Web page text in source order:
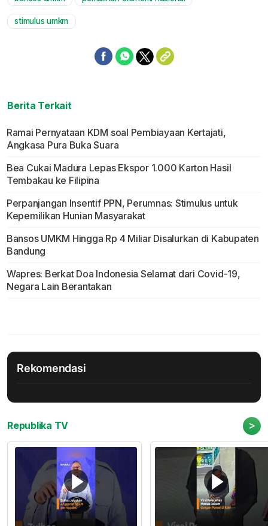
stimulus umkm
Berita Terkait
Ramai Pernyataan KDM soal Pembiayaan Kertajati,
Angkasa Pura Buka Suara
Bea Cukai Madura Lepas Ekspor 1.000 Karton Hasil
Tembakau ke Filipina
Perpanjangan Insentif PPN, Perumnas: Stimulus untuk
Kepemilikan Hunian Masyarakat
Bansos UMKM Hingga Rp 4 Miliar Disalurkan di Kabupaten
Bandung
Wapres: Berkat Doa Indonesia Selamat dari Covid-19,
Negara Lain Berantakan
Rekomendasi
Republika TV >